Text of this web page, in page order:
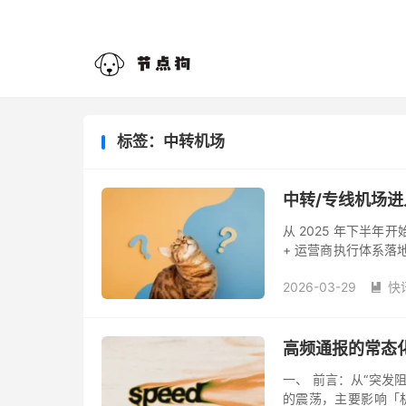
标签：中转机场
中转/专线机场
从 2025 年下半年开
+ 运营商执行体系落
2026-03-29
 快
高频通报的常态
一、 前言：从“突发
的震荡，主要影响「